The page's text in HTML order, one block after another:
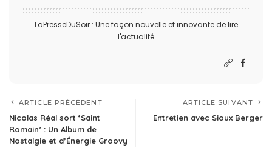
LaPresseDuSoir : Une façon nouvelle et innovante de lire
l'actualité
ARTICLE PRÉCÉDENT
Nicolas Réal sort ‘Saint
Romain’ : Un Album de
Nostalgie et d’Énergie Groovy
ARTICLE SUIVANT
Entretien avec Sioux Berger